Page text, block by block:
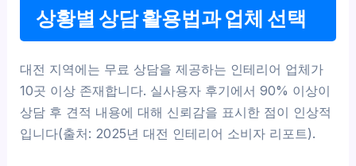
상황별 상담 활용법과 업체 선택
대전 지역에는 무료 상담을 제공하는 인테리어 업체가
10곳 이상 존재합니다. 실사용자 후기에서 90% 이상이
상담 후 견적 내용에 대해 신뢰감을 표시한 점이 인상적
입니다(출처: 2025년 대전 인테리어 소비자 리포트).